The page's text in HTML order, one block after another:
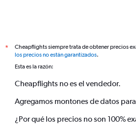
*
Cheapflights siempre trata de obtener precios
los precios no están garantizados.
Esta es la razón:
Cheapflights no es el vendedor.
Agregamos montones de datos
¿Por qué los precios no son 100%